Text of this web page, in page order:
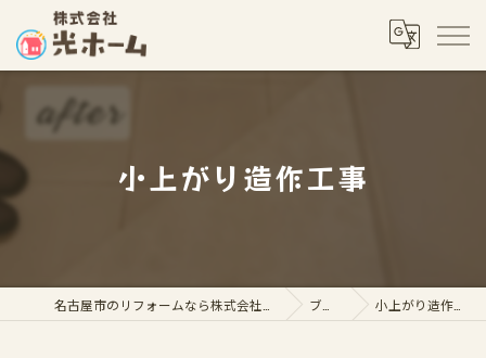
小上がり造作工事
ブログ 小上がり造作工事